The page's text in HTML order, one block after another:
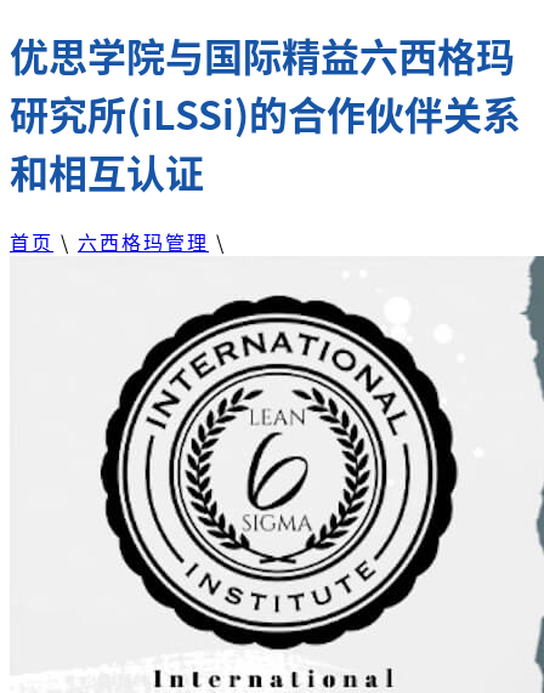
优思学院与国际精益六西格玛
研究所(iLSSi)的合作伙伴关系
和相互认证
首页 \ 六西格玛管理 \